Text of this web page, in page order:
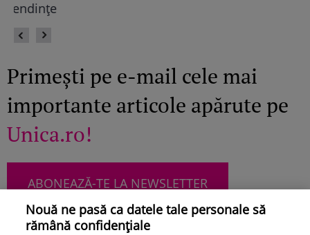
Primești pe e-mail cele mai
importante articole apărute pe
Unica.ro!
ABONEAZĂ-TE LA NEWSLETTER
Nouă ne pasă ca datele tale personale să
rămână confidențiale